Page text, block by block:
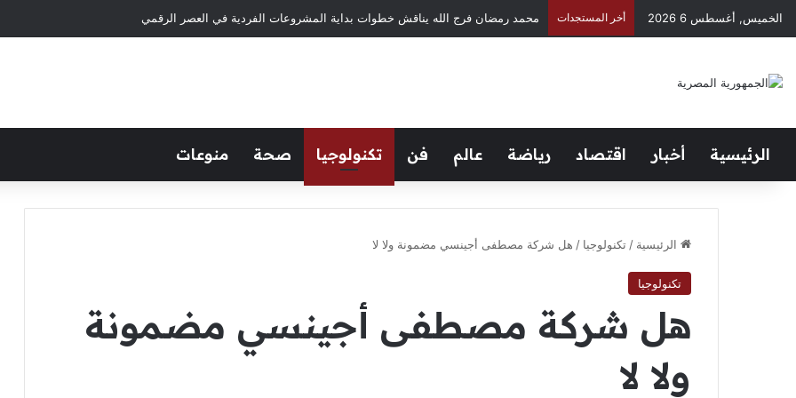
الخميس, أغسطس 6 2026 أخر المستجدات
الرئيسية أخبار اقتصاد رياضة عالم فن تكنولوجيا صحة منوعات
الرئيسية / تكنولوجيا / هل شركة مصطفى أجينسي مضمونة ولا لا
تكنولوجيا
هل شركة مصطفى أجينسي مضمونة
ولا لا